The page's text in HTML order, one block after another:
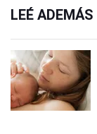
LEÉ ADEMÁS